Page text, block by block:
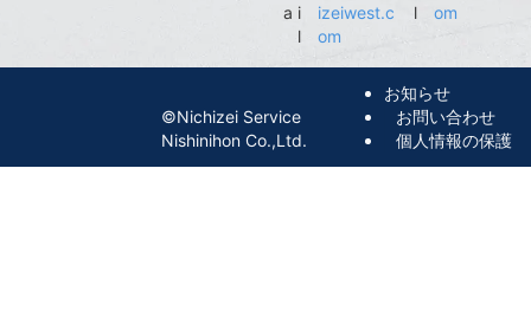
a i
l
izeiwest.c
om
l
om
©︎Nichizei Service
Nishinihon Co.,Ltd.
お知らせ
お問い合わせ
個人情報の保護